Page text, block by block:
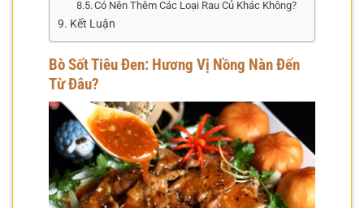
Có Nên Thêm Các Loại Rau Củ Khác Không?
Kết Luận
Bò Sốt Tiêu Đen: Hương Vị Nồng Nàn Đến
Từ Đâu?